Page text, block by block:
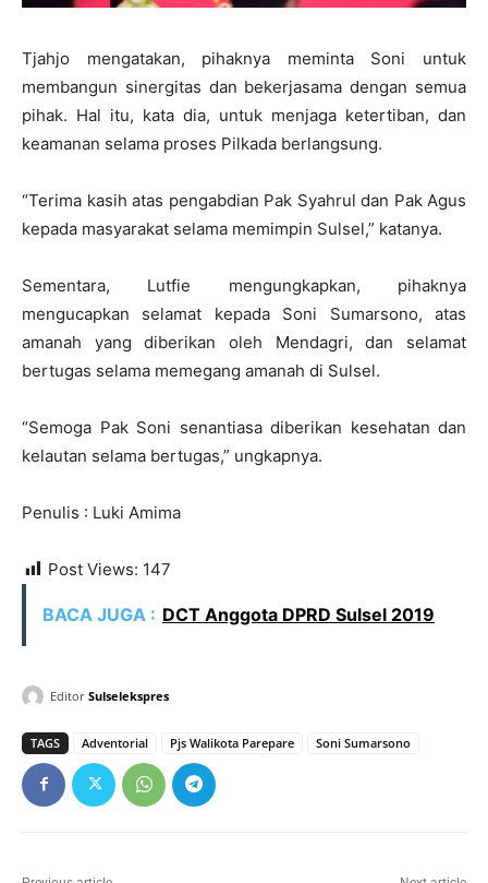
Tjahjo mengatakan, pihaknya meminta Soni untuk
membangun sinergitas dan bekerjasama dengan semua
pihak. Hal itu, kata dia, untuk menjaga ketertiban, dan
keamanan selama proses Pilkada berlangsung.
“Terima kasih atas pengabdian Pak Syahrul dan Pak Agus
kepada masyarakat selama memimpin Sulsel,” katanya.
Sementara, Lutfie mengungkapkan, pihaknya
mengucapkan selamat kepada Soni Sumarsono, atas
amanah yang diberikan oleh Mendagri, dan selamat
bertugas selama memegang amanah di Sulsel.
“Semoga Pak Soni senantiasa diberikan kesehatan dan
kelautan selama bertugas,” ungkapnya.
Penulis : Luki Amima
Post Views: 147
BACA JUGA : DCT Anggota DPRD Sulsel 2019
Editor Sulselekspres
TAGS Adventorial Pjs Walikota Parepare Soni Sumarsono